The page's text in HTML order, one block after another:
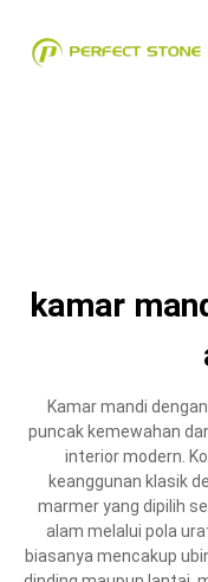
kamar
Kamar mandi
puncak kemewahan
interior modern.
keanggunan klasik
marmer yang dipilih
alam melalui pola
biasanya mencakup